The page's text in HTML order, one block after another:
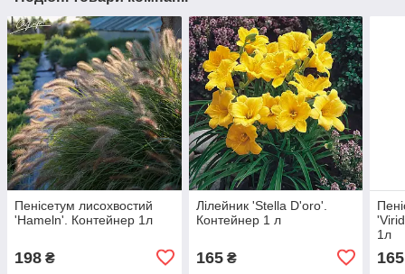
Пенісетум лисохвостий
'Hameln'. Контейнер 1л
198 ₴
Лілейник 'Stella D'oro'.
Контейнер 1 л
165₴
1л
165